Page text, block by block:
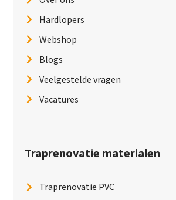
Hardlopers
Webshop
Blogs
Veelgestelde vragen
Vacatures
Traprenovatie materialen
Traprenovatie PVC